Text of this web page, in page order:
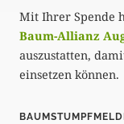
Mit Ihrer Spende
Baum-Allianz
auszustatten,
einsetzen können.